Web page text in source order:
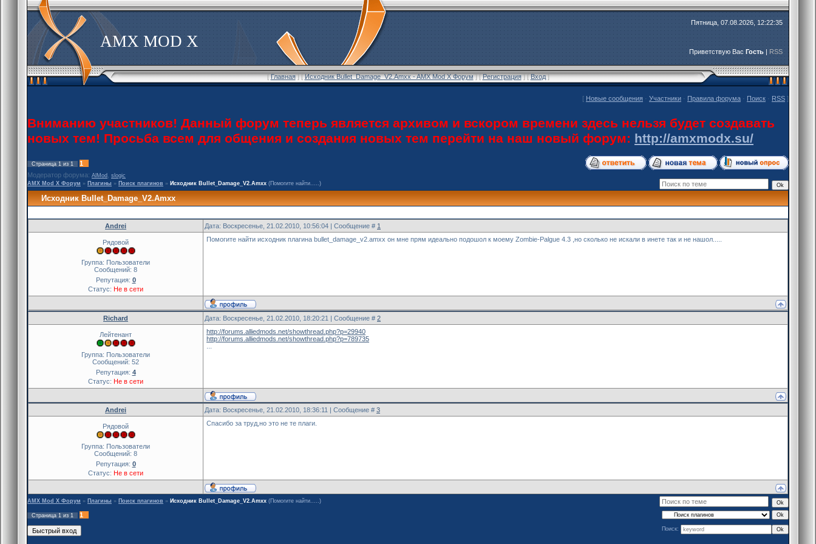
AMX MOD X
Пятница, 07.08.2026, 12:22:35
Приветствую Вас Гость|RSS
[Главная] [Исходник Bullet_Damage_V2.Amxx - AMX Mod X Форум] [Регистрация] [Вход]
[ Новые сообщения · Участники · Правила форума · Поиск · RSS ]
Вниманию участников! Данный форум теперь является архивом и вскором времени здесь нельзя будет создавать
новых тем! Просьба всем для общения и создания новых тем перейти на наш новый форум: http://amxmodx.su/
Страница 1 из 1
1
Модератор форума: AlMod
slogic
AMX Mod X Форум » Плагины » Поиск плагинов » Исходник Bullet_Damage_V2.Amxx (Помогите найти.....)
Исходник Bullet_Damage_V2.Amxx
Andrei Дата: Воскресенье, 21.02.2010, 10:56:04 | Сообщение # 1
Рядовой
Группа: Пользователи
Сообщений: 8
Репутация: 0
Статус: Не в сети
Помогите найти исходник плагина bullet_damage_v2.amxx он мне прям идеально подошол к моему Zombie-Palgue 4.3 ,но сколько не искали в инете так и не нашол.....
Richard Дата: Воскресенье, 21.02.2010, 18:20:21 | Сообщение # 2
Лейтенант
Группа: Пользователи
Сообщений: 52
Репутация: 4
Статус: Не в сети
http://forums.alliedmods.net/showthread.php?p=29940
http://forums.alliedmods.net/showthread.php?p=789735
Andrei Дата: Воскресенье, 21.02.2010, 18:36:11 | Сообщение # 3
Рядовой
Группа: Пользователи
Сообщений: 8
Репутация: 0
Статус: Не в сети
Спасибо за труд,но это не те плаги.
AMX Mod X Форум » Плагины » Поиск плагинов » Исходник Bullet_Damage_V2.Amxx (Помогите найти.....)
Страница 1 из 1 1
Поиск: